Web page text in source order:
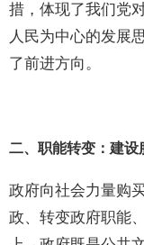
措，体现了我们党
人民为中心的发展
了前进方向。
二、职能转变：建
政府向社会力量购
政、转变政府职能